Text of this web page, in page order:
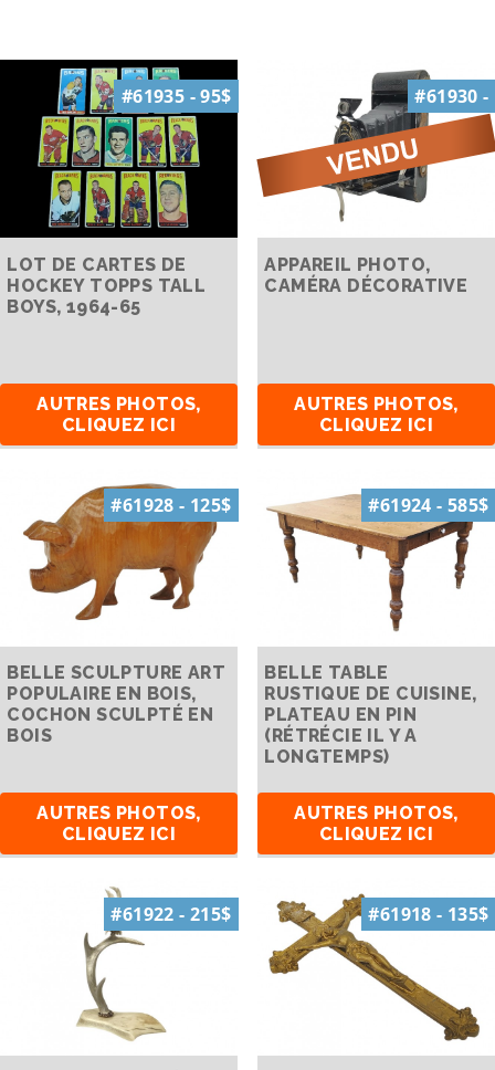
#61935 - 95$
LOT DE CARTES DE
HOCKEY TOPPS TALL
BOYS, 1964-65
AUTRES PHOTOS,
CLIQUEZ ICI
#61930 -
APPAREIL PHOTO,
CAMÉRA DÉCORATIVE
AUTRES PHOTOS,
CLIQUEZ ICI
#61928 - 125$
BELLE SCULPTURE ART
POPULAIRE EN BOIS,
COCHON SCULPTÉ EN
BOIS
AUTRES PHOTOS,
CLIQUEZ ICI
#61924 - 585$
BELLE TABLE
RUSTIQUE DE CUISINE,
PLATEAU EN PIN
(RÉTRÉCIE IL Y A
LONGTEMPS)
AUTRES PHOTOS,
CLIQUEZ ICI
#61922 - 215$ #61918 - 135$